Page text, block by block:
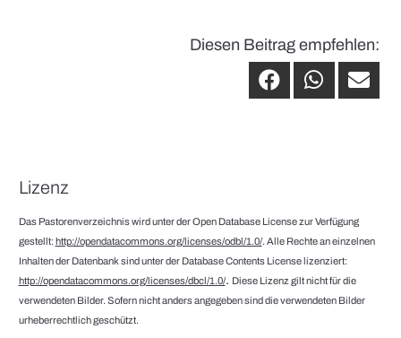
Diesen Beitrag empfehlen:
Lizenz
Das Pastorenverzeichnis wird unter der Open Database License zur Verfügung
gestellt:http://opendatacommons.org/licenses/odbl/1.0/. Alle Rechte an einzelnen
Inhalten der Datenbank sind unter der Database Contents License lizenziert:
http://opendatacommons.org/licenses/dbcl/1.0/. Diese Lizenz gilt nicht für die
verwendeten Bilder. Sofern nicht anders angegeben sind die verwendeten Bilder
urheberrechtlich geschützt.